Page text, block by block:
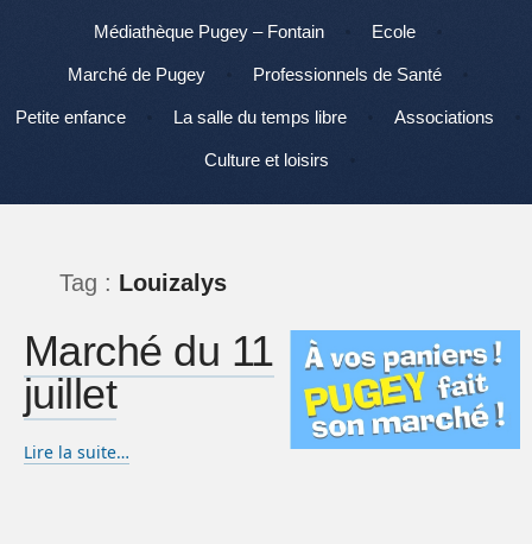
Médiathèque Pugey – Fontain Ecole
Marché de Pugey Professionnels de Santé
Petite enfance La salle du temps libre Associations
Culture et loisirs
Tag : Louizalys
Marché du 11
juillet
Lire la suite…